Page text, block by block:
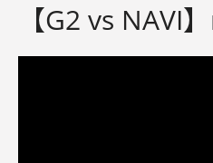
【G2 vs NAVI